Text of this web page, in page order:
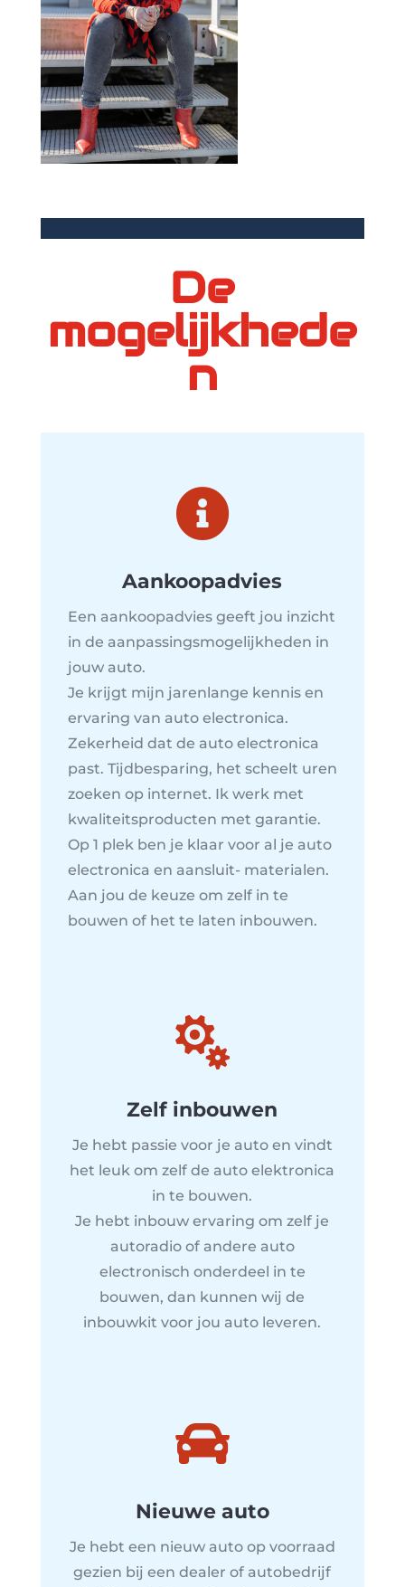
De
mogelijkhede
n

Aankoopadvies
Een aankoopadvies geeft jou inzicht
in de aanpassingsmogelijkheden in
jouw auto.
Je krijgt mijn jarenlange kennis en
ervaring van auto electronica.
Zekerheid dat de auto electronica
past. Tijdbesparing, het scheelt uren
zoeken op internet. Ik werk met
kwaliteitsproducten met garantie.
Op 1 plek ben je klaar voor al je auto
electronica en aansluit- materialen.
Aan jou de keuze om zelf in te
bouwen of het te laten inbouwen.

Zelf inbouwen
Je hebt passie voor je auto en vindt
het leuk om zelf de auto elektronica
in te bouwen.
Je hebt inbouw ervaring om zelf je
autoradio of andere auto
electronisch onderdeel in te
bouwen, dan kunnen wij de
inbouwkit voor jou auto leveren.

Nieuwe auto
Je hebt een nieuw auto op voorraad
gezien bij een dealer of autobedrijf